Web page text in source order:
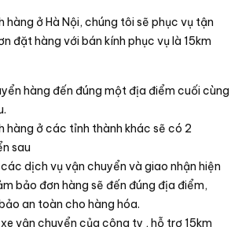
hàng ở Hà Nội, chúng tôi sẽ phục vụ tận
đặt hàng với bán kính phục vụ là 15km
hàng đến đúng một địa điểm cuối cùng
hàng ở các tỉnh thành khác sẽ có 2
sau
dịch vụ vận chuyển và giao nhận hiện
bảo đơn hàng sẽ đến đúng địa điểm,
an toàn cho hàng hóa.
vận chuyển của công ty , hỗ trợ 15km